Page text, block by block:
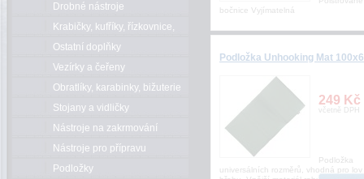
bočnice Vyjímatelná
Podložka Unhooking Mat
249 Kč
včetně DPH
Podložka
universálních rozměrů, vhodná pro lov
Drobné nástroje
Krabičky, kufříky, řízkovnice,
kbelíky
Ostatní doplňky
Vezírky a čeřeny
Obratlíky, karabinky, bižuterie
Stojany a vidličky
Nástroje na zakrmování
Nástroje pro přípravu
Podložky